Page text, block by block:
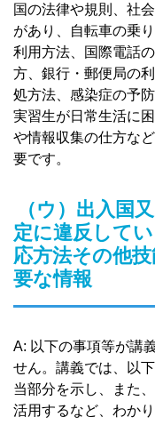
国の法律や規則、社
があり、自転車の乗
利用方法、国際電話
方、銀行・郵便局の
処方法、感染症の予
実習生が日常生活に
や情報収集の仕方な
要です。
（ウ）出入国
定に違反して
応方法その他
要な情報
A: 以下の事項等が講
せん。講義では、以
当部分を示し、また
活用するなど、わか